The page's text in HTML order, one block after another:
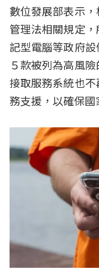
數位發展部表示
管理法相關規定
記型電腦等政府
５款被列為高風
接取服務系統也
務支援，以確保國